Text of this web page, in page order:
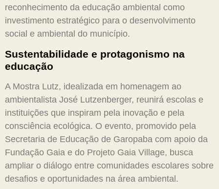
reconhecimento da educação ambiental como
investimento estratégico para o desenvolvimento
social e ambiental do município.
Sustentabilidade e protagonismo na
educação
A Mostra Lutz, idealizada em homenagem ao
ambientalista José Lutzenberger, reunirá escolas e
instituições que inspiram pela inovação e pela
consciência ecológica. O evento, promovido pela
Secretaria de Educação de Garopaba com apoio da
Fundação Gaia e do Projeto Gaia Village, busca
ampliar o diálogo entre comunidades escolares sobre
desafios e oportunidades na área ambiental.